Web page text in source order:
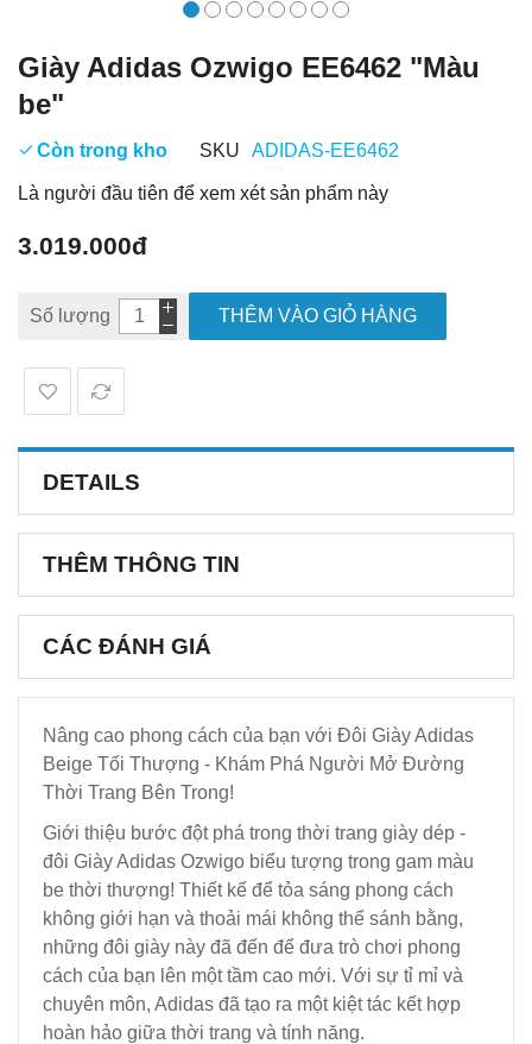
Giày Adidas Ozwigo EE6462 "Màu
be"
Còn trong kho SKU ADIDAS-EE6462
Là người đầu tiên để xem xét sản phẩm này
3.019.000đ
Số lượng THÊM VÀO GIỎ HÀNG
DETAILS
THÊM THÔNG TIN
CÁC ĐÁNH GIÁ
Nâng cao phong cách của bạn với Đôi Giày Adidas
Beige Tối Thượng - Khám Phá Người Mở Đường
Thời Trang Bên Trong!
Giới thiệu bước đột phá trong thời trang giày dép -
đôi Giày Adidas Ozwigo biểu tượng trong gam màu
be thời thượng! Thiết kế để tỏa sáng phong cách
không giới hạn và thoải mái không thể sánh bằng,
những đôi giày này đã đến để đưa trò chơi phong
cách của bạn lên một tầm cao mới. Với sự tỉ mỉ và
chuyên môn, Adidas đã tạo ra một kiệt tác kết hợp
hoàn hảo giữa thời trang và tính năng.